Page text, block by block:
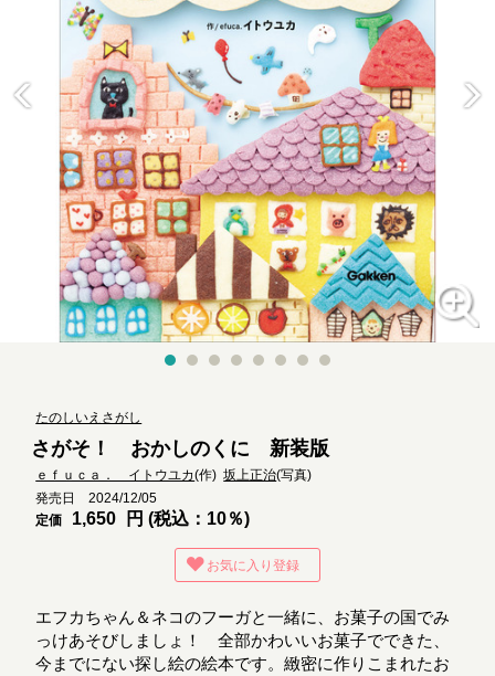
たのしいえさがし
さがそ！ おかしのくに 新装版
ｅｆｕｃａ． イトウユカ(作)坂上正治(写真)
発売日 2024/12/05
定価
1,650 円 (税込：10％)
お気に入り登録
エフカちゃん＆ネコのフーガと一緒に、お菓子の国でみ
っけあそびしましょ！ 全部かわいいお菓子でできた、
今までにない探し絵の絵本です。緻密に作りこまれたお